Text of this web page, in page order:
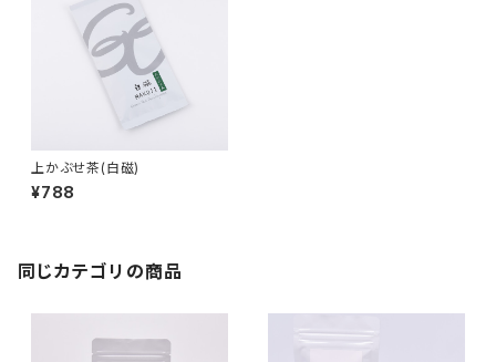
上かぶせ茶(白磁)
¥788
同じカテゴリの商品